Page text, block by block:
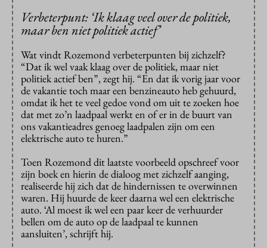
Verbeterpunt: ‘Ik klaag veel over de politiek,
maar ben niet politiek actief’
Wat vindt Rozemond verbeterpunten bij zichzelf?
“Dat ik wel vaak klaag over de politiek, maar niet
politiek actief ben”, zegt hij. “En dat ik vorig jaar voor
de vakantie toch maar een benzineauto heb gehuurd,
omdat ik het te veel gedoe vond om uit te zoeken hoe
dat met zo’n laadpaal werkt en of er in de buurt van
ons vakantieadres genoeg laadpalen zijn om een
elektrische auto te huren.”
Toen Rozemond dit laatste voorbeeld opschreef voor
zijn boek en hierin de dialoog met zichzelf aanging,
realiseerde hij zich dat de hindernissen te overwinnen
waren. Hij huurde de keer daarna wel een elektrische
auto. ‘Al moest ik wel een paar keer de verhuurder
bellen om de auto op de laadpaal te kunnen
aansluiten’, schrijft hij.